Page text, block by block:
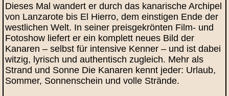
Dieses Mal wandert er durch das kanarische Archipel
von Lanzarote bis El Hierro, dem einstigen Ende der
westlichen Welt. In seiner preisgekrönten Film- und
Fotoshow liefert er ein komplett neues Bild der
Kanaren – selbst für intensive Kenner – und ist dabei
witzig, lyrisch und authentisch zugleich. Mehr als
Strand und Sonne Die Kanaren kennt jeder: Urlaub,
Sommer, Sonnenschein und volle Strände.